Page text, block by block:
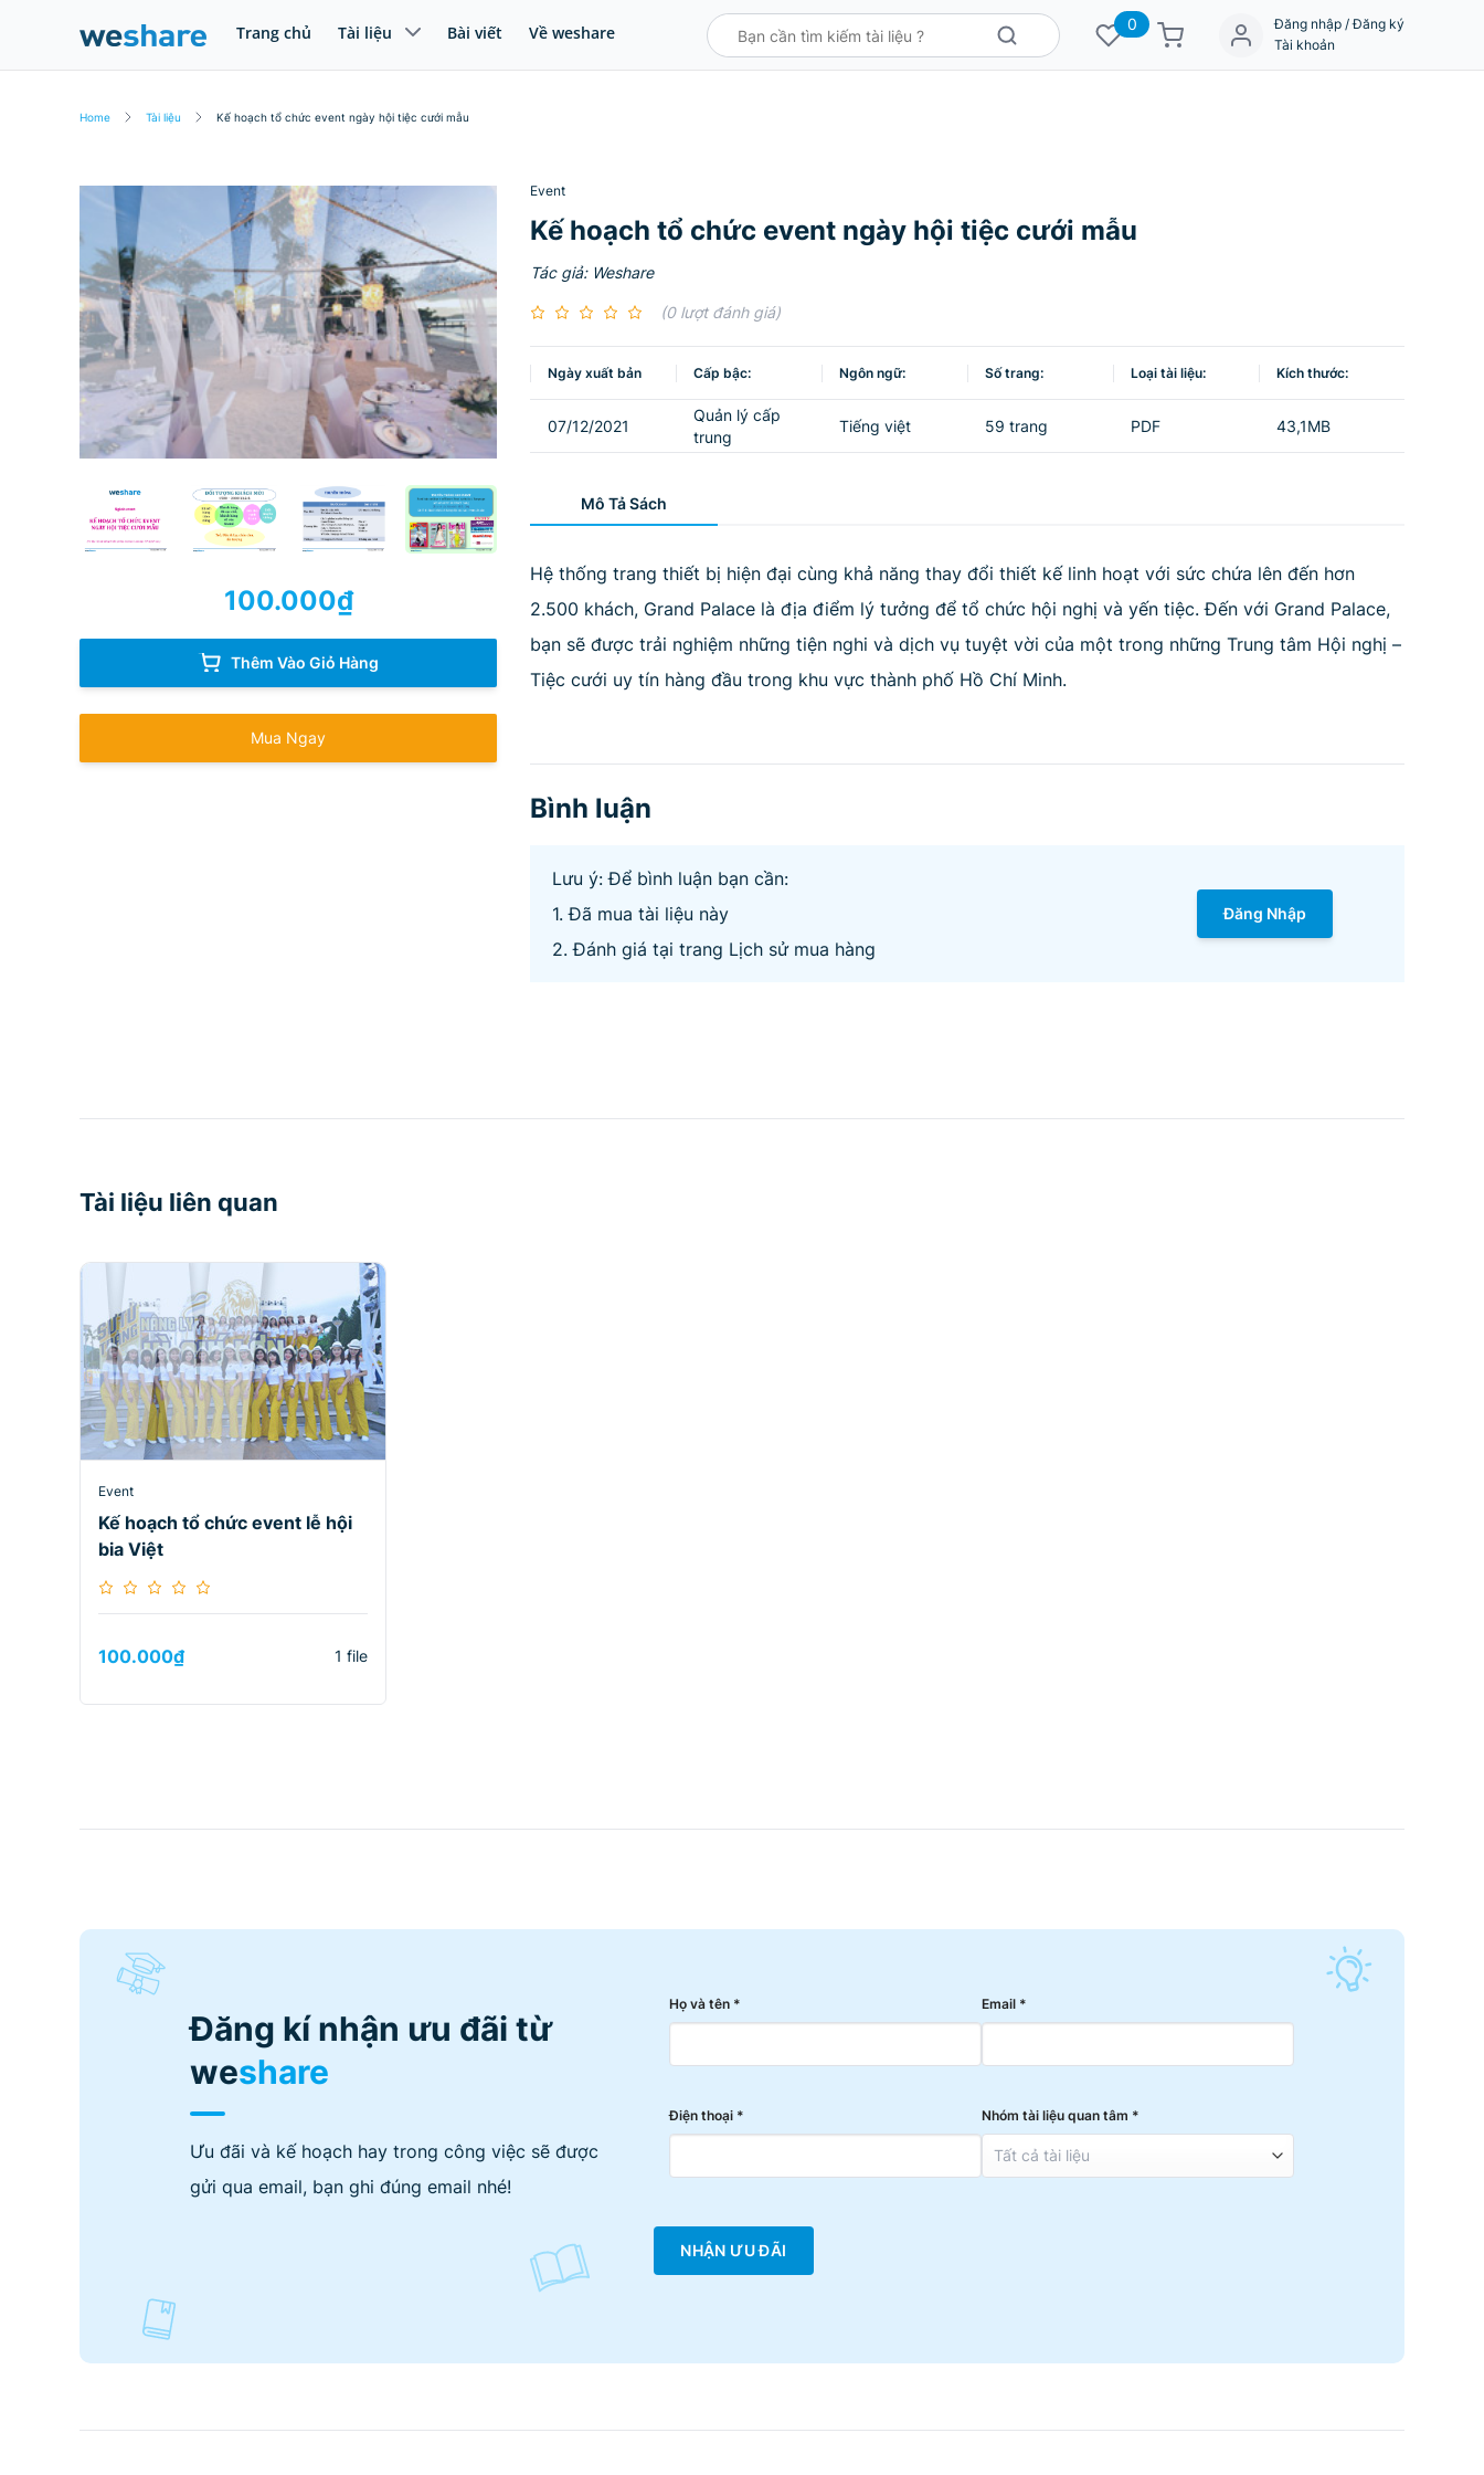
Trang chủ Tài liệu Bài viết Về weshare 0
Đăng nhập / Đăng ký
Tài khoản
Home Tài liệu Kế hoạch tổ chức event ngày hội tiệc cưới mẫu
100.000₫
Thêm Vào Giỏ Hàng
Mua Ngay
Event
Kế hoạch tổ chức event ngày hội tiệc cưới mẫu
Tác giả: Weshare
(0 lượt đánh giá)
Ngày xuất bản Cấp bậc: Ngôn ngữ: Số trang: Loại tài liệu: Kích thước:
07/12/2021
Quản lý cấp
trung
Tiếng việt 59 trang PDF 43,1MB
Mô Tả Sách
Hệ thống trang thiết bị hiện đại cùng khả năng thay đổi thiết kế linh hoạt với sức chứa lên đến hơn
2.500 khách, Grand Palace là địa điểm lý tưởng để tổ chức hội nghị và yến tiệc. Đến với Grand Palace,
bạn sẽ được trải nghiệm những tiện nghi và dịch vụ tuyệt vời của một trong những Trung tâm Hội nghị –
Tiệc cưới uy tín hàng đầu trong khu vực thành phố Hồ Chí Minh.
Bình luận
Lưu ý: Để bình luận bạn cần:
1. Đã mua tài liệu này
2. Đánh giá tại trang Lịch sử mua hàng
Đăng Nhập
Tài liệu liên quan
Event
Kế hoạch tổ chức event lễ hội
bia Việt
100.000₫ 1 file
Đăng kí nhận ưu đãi từ
weshare
Ưu đãi và kế hoạch hay trong công việc sẽ được
gửi qua email, bạn ghi đúng email nhé!
Họ và tên * Email *
Điện thoại * Nhóm tài liệu quan tâm *
NHẬN ƯU ĐÃI